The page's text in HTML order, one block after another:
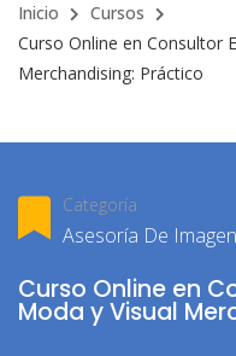
Inicio
Cursos
Curso Online en Consultor
Merchandising: Práctico
Categoría
Asesoría De Imagen
Curso Online en
Moda y Visual